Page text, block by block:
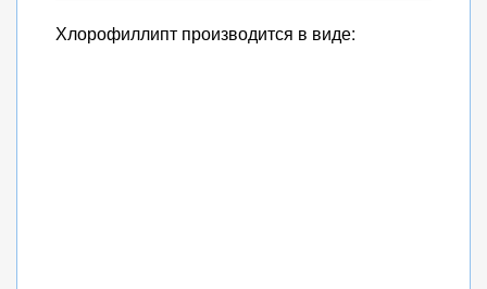
Хлорофиллипт производится в виде: